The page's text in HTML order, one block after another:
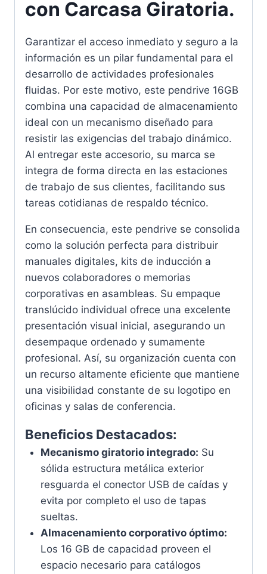
con Carcasa Giratoria.
Garantizar el acceso inmediato y seguro a la
información es un pilar fundamental para el
desarrollo de actividades profesionales
fluidas. Por este motivo, este pendrive 16GB
combina una capacidad de almacenamiento
ideal con un mecanismo diseñado para
resistir las exigencias del trabajo dinámico.
Al entregar este accesorio, su marca se
integra de forma directa en las estaciones
de trabajo de sus clientes, facilitando sus
tareas cotidianas de respaldo técnico.
En consecuencia, este pendrive se consolida
como la solución perfecta para distribuir
manuales digitales, kits de inducción a
nuevos colaboradores o memorias
corporativas en asambleas. Su empaque
translúcido individual ofrece una excelente
presentación visual inicial, asegurando un
desempaque ordenado y sumamente
profesional. Así, su organización cuenta con
un recurso altamente eficiente que mantiene
una visibilidad constante de su logotipo en
oficinas y salas de conferencia.
Beneficios Destacados:
Mecanismo giratorio integrado: Su
sólida estructura metálica exterior
resguarda el conector USB de caídas y
evita por completo el uso de tapas
sueltas.
Almacenamiento corporativo óptimo:
Los 16 GB de capacidad proveen el
espacio necesario para catálogos